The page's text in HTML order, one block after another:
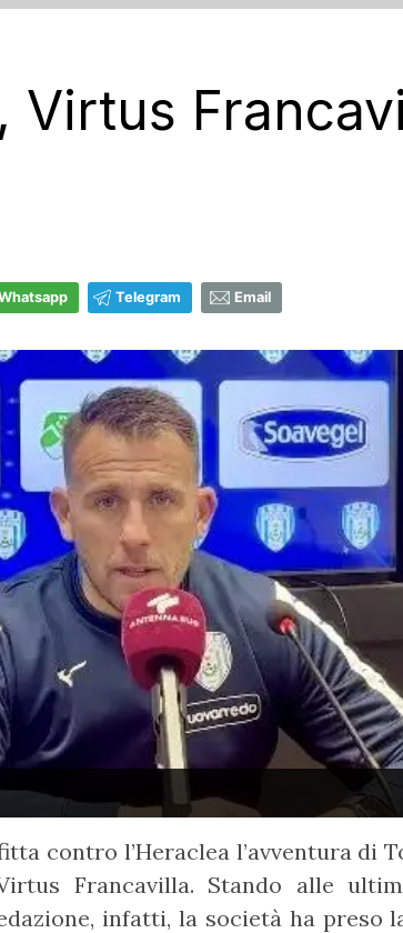
Virtus
Telegram Email
contro l’Heraclea l’avventura di
Francavilla. Stando alle
infatti, la società ha preso